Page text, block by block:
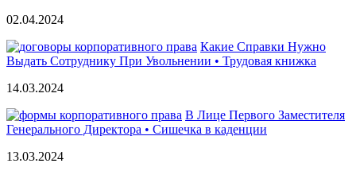
02.04.2024
Какие Справки Нужно
Выдать Сотруднику При Увольнении • Трудовая книжка
14.03.2024
В Лице Первого Заместителя
Генерального Директора • Сишечка в каденции
13.03.2024